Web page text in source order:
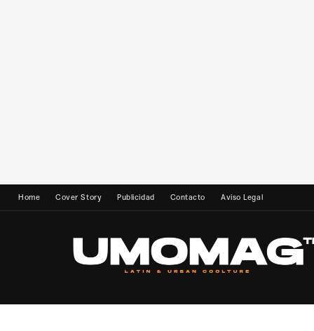
Home Cover Story Publicidad Contacto Aviso Legal